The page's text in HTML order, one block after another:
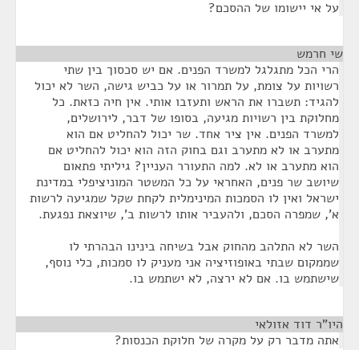
על אי יישומו של ההסכם?
שי חרמש
הרי הכל מתגלגל למשרד הפנים. אם יש סכסוך בין שתי
רשויות על צומת, על תמרור או על כביש גישה, השר לא יכול
להגיד: תשברו את הראש ותעזבו אותי. אין חיה כזאת. כל
מחלוקת בין רשויות מגיעה, בסופו של דבר, לירושלים,
למשרד הפנים. אין ציר אחד. שר יכול להחליט אם הוא
מתערב או לא מתערב וגם בחוק הזה הוא יכול להחליט אם
הוא מתערב או לא. למה התעורר העניין? גיליתי פתאום
שיושב שר פנים, האחראי על כל המשטר המוניציפלי במדינת
ישראל ואין לו הסמכות המינימלית לקחת שקל שמגיעה לרשות
א', שמפרה הסכם, ולהעביר אותו לרשות ב', שיוצאת נפגעת.
השר לא התלהב מהחוק אבל בשיחה בינינו הבהרתי לו
שממקום שבתי באופוזיציה אני מעניק לו סמכות, כלי נוסף,
שישתמש בו. אם לא ירצה, לא ישתמש בו.
היו"ר דוד אזולאי
אתה מדבר רק על מקרה של חלוקת הכנסות?